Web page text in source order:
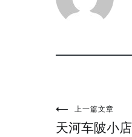
文上一篇文章
天河车陂小店